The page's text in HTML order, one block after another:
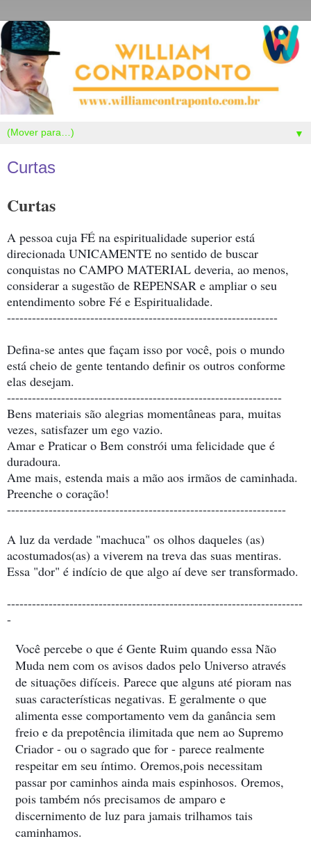
▼
Curtas
Curtas
A pessoa cuja FÉ na espiritualidade superior está
direcionada UNICAMENTE no sentido de buscar
conquistas no CAMPO MATERIAL deveria, ao menos,
considerar a sugestão de REPENSAR e ampliar o seu
entendimento sobre Fé e Espiritualidade.
-----------------------------------------------------------------
Defina-se antes que façam isso por você, pois o mundo
está cheio de gente tentando definir os outros conforme
elas desejam.
------------------------------------------------------------------
Bens materiais são alegrias momentâneas para, muitas
vezes, satisfazer um ego vazio.
Amar e Praticar o Bem constrói uma felicidade que é
duradoura.
Ame mais, estenda mais a mão aos irmãos de caminhada.
Preenche o coração!
-------------------------------------------------------------------
A luz da verdade "machuca" os olhos daqueles (as)
acostumados(as) a viverem na treva das suas mentiras.
Essa "dor" é indício de que algo aí deve ser transformado.
-----------------------------------------------------------------------
-
Você percebe o que é Gente Ruim quando essa Não
Muda nem com os avisos dados pelo Universo através
de situações difíceis. Parece que alguns até pioram nas
suas características negativas. E geralmente o que
alimenta esse comportamento vem da ganância sem
freio e da prepotência ilimitada que nem ao Supremo
Criador - ou o sagrado que for - parece realmente
respeitar em seu íntimo. Oremos,pois necessitam
passar por caminhos ainda mais espinhosos. Oremos,
pois também nós precisamos de amparo e
discernimento de luz para jamais trilhamos tais
caminhamos.